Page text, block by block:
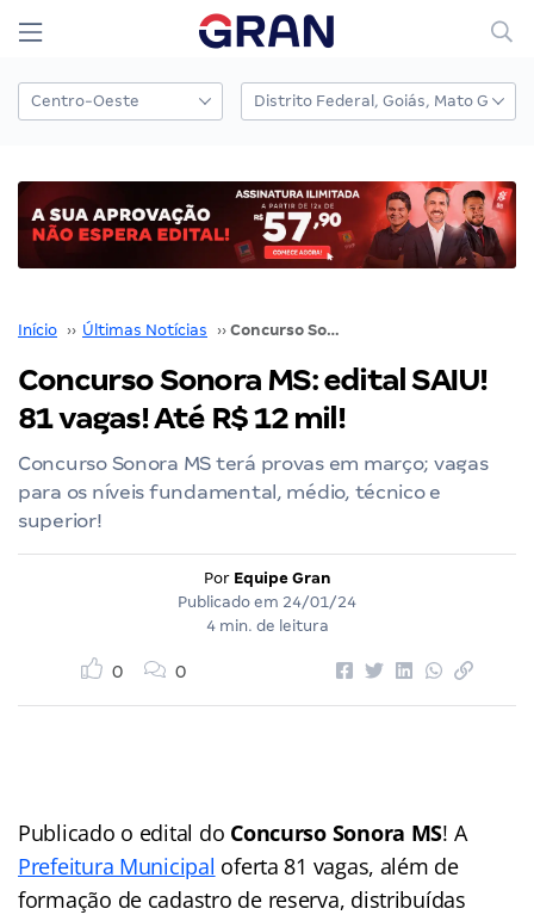
Início ›› Últimas Notícias ›› Concurso Sonora MS: edital SAIU! 81 vagas! Até R$ 12 mil!
Concurso Sonora MS: edital SAIU!
81 vagas! Até R$ 12 mil!
Concurso Sonora MS terá provas em março; vagas
para os níveis fundamental, médio, técnico e
superior!
Por Equipe Gran
Publicado em 24/01/24
4 min. de leitura
0 0
Publicado o edital do Concurso Sonora MS! A
Prefeitura Municipal oferta 81 vagas, além de
formação de cadastro de reserva, distribuídas